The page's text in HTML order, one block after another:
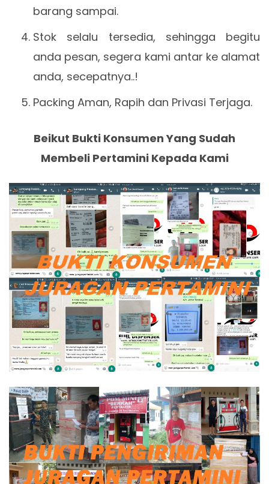
barang sampai.
Stok selalu tersedia, sehingga begitu
anda pesan, segera kami antar ke alamat
anda, secepatnya..!
Packing Aman, Rapih dan Privasi Terjaga.
Beikut Bukti Konsumen Yang Sudah
Membeli Pertamini Kepada Kami